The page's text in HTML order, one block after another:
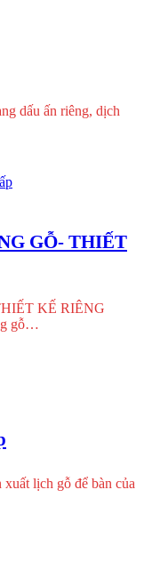
dấu ấn riêng, dịch
GỖ- THIẾT
KẾ RIÊNG
gỗ…
lịch gỗ để bàn của